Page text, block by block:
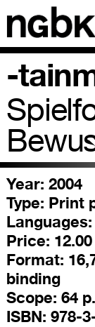
-
Year: 2004
Type: Print
Languages:
Price:
Format:
binding
Scope: 64
ISBN: 978-